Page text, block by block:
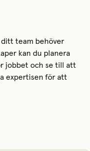
team behöver
kan du planera
jobbet och se till att
expertisen för att